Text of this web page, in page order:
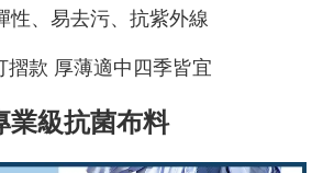
性、易去污、抗紫外線
摺款 厚薄適中四季皆宜
業級抗菌布料